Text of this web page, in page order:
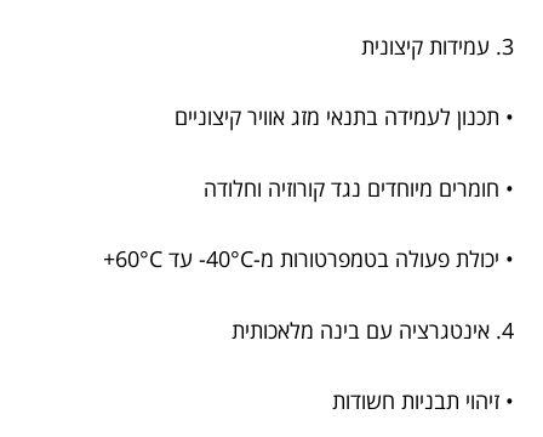
3. עמידות קיצונית
• תכנון לעמידה בתנאי מזג אוויר קיצוניים
• חומרים מיוחדים נגד קורוזיה וחלודה
• יכולת פעולה בטמפרטורות מ-40°C- עד 60°C+
4. אינטגרציה עם בינה מלאכותית
• זיהוי תבניות חשודות